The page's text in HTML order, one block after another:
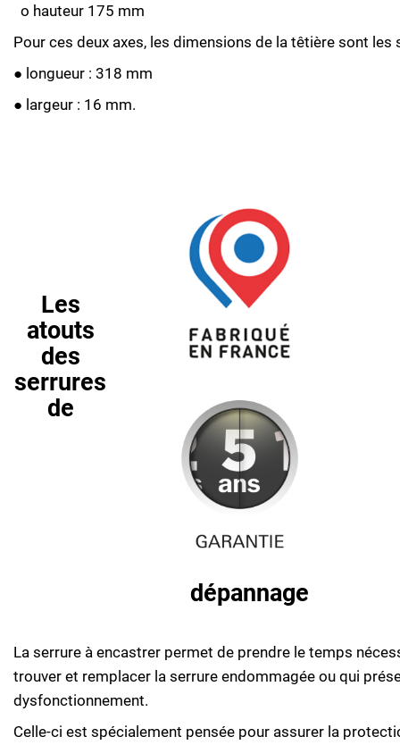
o hauteur 175 mm
Pour ces deux axes, les dimensions de la têtière sont les
● longueur : 318 mm
● largeur : 16 mm.
Les
atouts
des
serrures
de
dépannage
La serrure à encastrer permet de prendre le temps
trouver et remplacer la serrure endommagée ou qui
dysfonctionnement.
Celle-ci est spécialement pensée pour assurer la